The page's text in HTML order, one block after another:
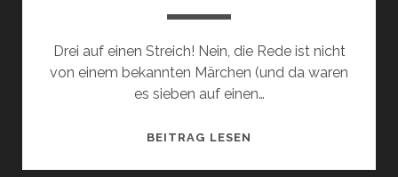
Drei auf einen Streich! Nein, die Rede ist nicht
von einem bekannten Märchen (und da waren
es sieben auf einen…
BEITRAG LESEN